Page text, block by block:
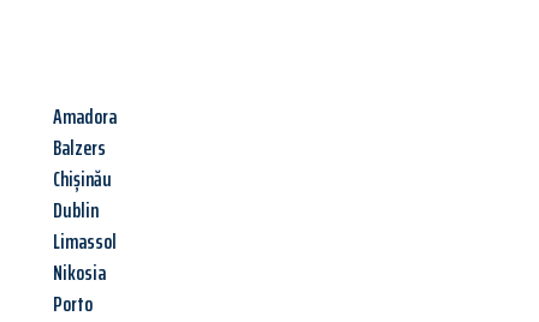
Amadora
Balzers
Chișinău
Dublin
Limassol
Nikosia
Porto